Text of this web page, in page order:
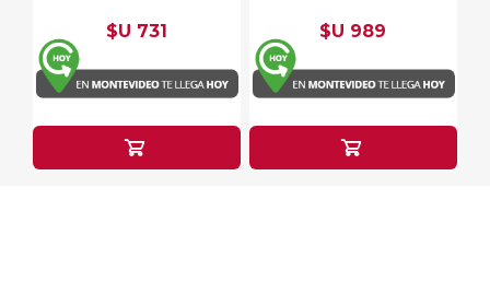
$U 731 $U 989